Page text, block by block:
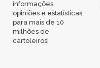
informações,
opiniões e estatísticas
para mais de 10
milhões de
cartoleiros!